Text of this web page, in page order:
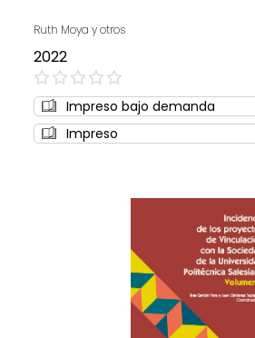
Ruth Moya y otros
2022
0%
Impreso bajo demanda
Impreso